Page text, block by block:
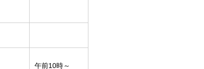
午前10時～